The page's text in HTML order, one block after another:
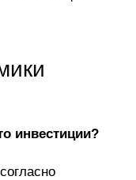
инвестиции?